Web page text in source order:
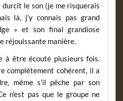
le son (je me risquerais
là, j’y connais pas grand
» et son final grandiose
réjouissante manière.
à être écouté plusieurs fois.
complètement cohérent, il a
même s’il pêche par son
n’est pas que le groupe ne